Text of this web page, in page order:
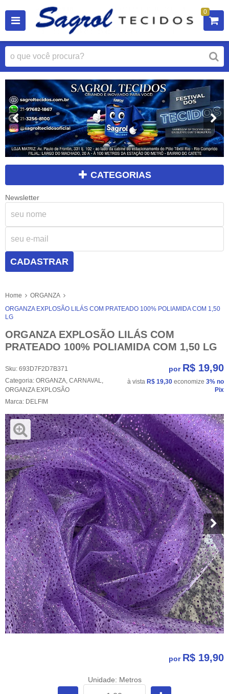
0
CATEGORIAS
Newsletter
CADASTRAR
Home
ORGANZA
ORGANZA EXPLOSÃO LILÁS COM PRATEADO 100% POLIAMIDA COM 1,50
LG
ORGANZA EXPLOSÃO LILÁS COM
PRATEADO 100% POLIAMIDA COM 1,50 LG
Sku: 693D7F2D7B371
Categoria: ORGANZA, CARNAVAL,
ORGANZA EXPLOSÃO
Marca: DELFIM
por R$ 19,90
à vista R$ 19,30 economize 3% no
Pix
por R$ 19,90
Unidade: Metros